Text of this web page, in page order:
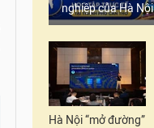
nghiệp của Hà Nội
Hà Nội “mở đường”